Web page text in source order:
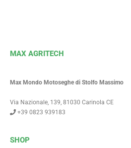
MAX AGRITECH
Max Mondo Motoseghe di Stolfo Massimo
Via Nazionale, 139, 81030 Carinola CE
+39 0823 939183
SHOP